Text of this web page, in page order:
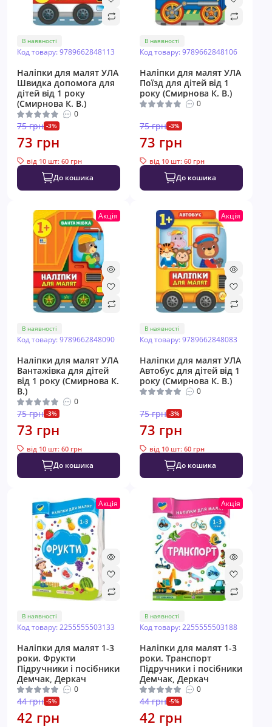
В наявності
Код товару: 9789662848113
Наліпки для малят УЛА
Швидка допомога для
дітей від 1 року
(Смирнова К. В.)
0
75 грн -3%
73 грн
від 10 шт: 60 грн
До кошика
В наявності
Код товару: 9789662848106
Наліпки для малят УЛА
Поїзд для дітей від 1
року (Смирнова К. В.)
0
75 грн -3%
73 грн
від 10 шт: 60 грн
До кошика
Акція
В наявності
Код товару: 9789662848090
Наліпки для малят УЛА
Вантажівка для дітей
від 1 року (Смирнова К.
В.)
0
75 грн -3%
73 грн
від 10 шт: 60 грн
До кошика
Акція
В наявності
Код товару: 9789662848083
Наліпки для малят УЛА
Автобус для дітей від 1
року (Смирнова К. В.)
0
75 грн -3%
73 грн
від 10 шт: 60 грн
До кошика
Акція
В наявності
Код товару: 2255555503133
Наліпки для малят 1-3
роки. Фрукти
Пiдручники i посiбники
Демчак, Деркач
0
44 грн -5%
42 грн
Акція
В наявності
Код товару: 2255555503188
Наліпки для малят 1-3
роки. Транспорт
Пiдручники i посiбники
Демчак, Деркач
0
44 грн -5%
42 грн